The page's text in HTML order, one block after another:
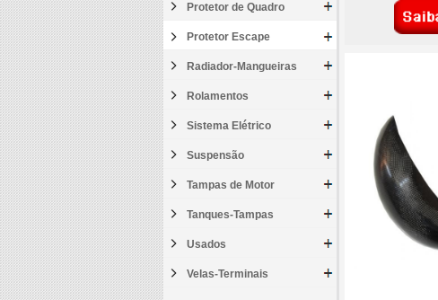
Protetor de Quadro
Protetor Escape
Radiador-Mangueiras
Rolamentos
Sistema Elétrico
Suspensão
Tampas de Motor
Tanques-Tampas
Usados
Velas-Terminais